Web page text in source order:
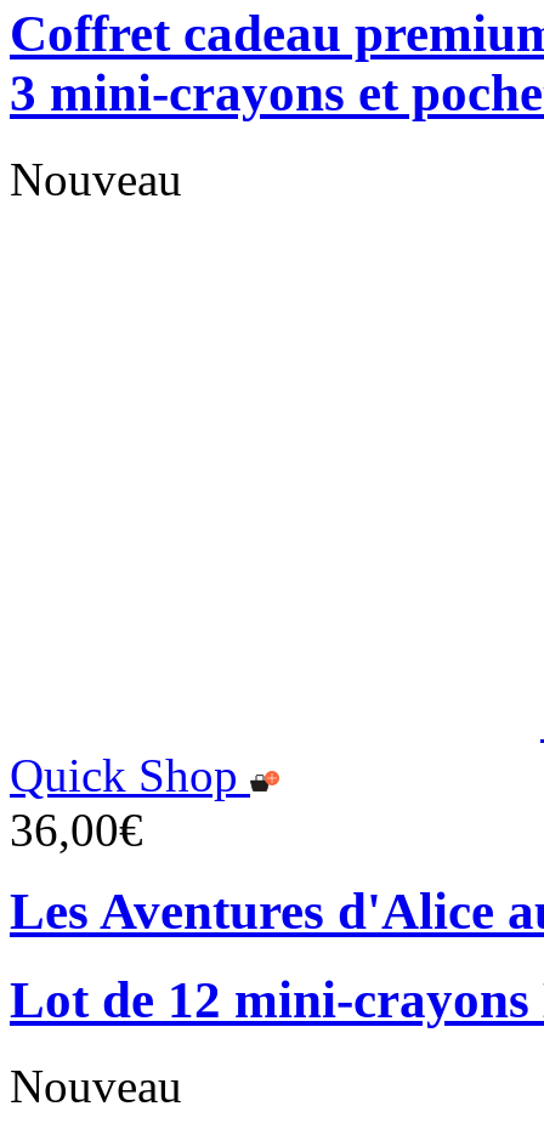
Coffret cadeau
3 mini-crayons et
Nouveau
Quick Shop
36,00€
Les Aventures d'Alice
Lot de 12 mini-
Nouveau